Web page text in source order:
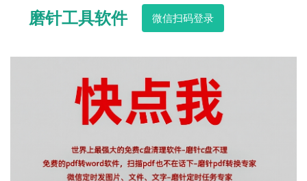
磨针工具软件 微信扫码登录